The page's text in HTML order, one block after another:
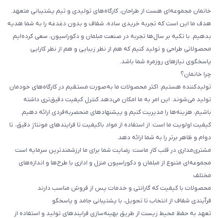
خانمان مجموعه‌ای هست از طراحان، کارگاه‌های تولیدی و تیم پشتیبانی متعهد.
هدف ما این است که تجربه خریدی ساده، شفاف و بدون دغدغه را به شما هدیه
بدهیم. با تکیه بر سال‌ها تجربه در صنعت مبلمان و دکوراسیون، سعی کرده‌ایم
محصولاتی طراحی و تولید کنیم که هم از نظر زیبایی و هم از نظر کارایی
پاسخگوی نیازهای روزمره شما باشد.
چرا خانمان؟
تولیدکننده هستیم: اکثر محصولات ما به‌صورت مستقیم در کارگاه‌های خودمان
تولید می‌شوند. این امر به ما امکان می‌دهد کنترل کیفیت دقیق‌تری داشته
باشیم، هزینه‌ها را مدیریت کنیم و پیشنهادهای منحصربه‌فردی ارائه دهیم.
کیفیت اولویت ما است: از استفاده از مواد باکیفیت تا فرایندهای مونتاژ دقیق، تا
دوام و ظاهر برتر را به شما ارائه دهد.
مشتری‌مداری در قلب کار ماست: رضایت شما برای ما ارزشمندترین سرمایه است
مجموعه‌ای متنوع از مبلمان و دکوراسیون منزل و اداری با طرح‌ها و اندازه‌های
مختلف
محصولات با کیفیت که گارانتی و خدمات پس از فروش مناسب دارند
فرآیندی شفاف از انتخاب تا تحویل، با پشتیبانی جامد و پاسخگو
تعهد به حفظ محیط زیست از طریق بهینه‌سازی فرایندهای تولید و استفاده از